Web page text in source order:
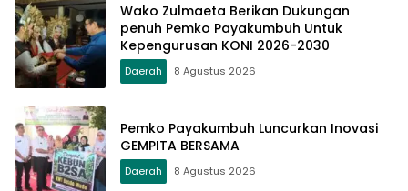
Wako Zulmaeta Berikan Dukungan
penuh Pemko Payakumbuh Untuk
Kepengurusan KONI 2026-2030
Daerah 8 Agustus 2026
Pemko Payakumbuh Luncurkan Inovasi
GEMPITA BERSAMA
Daerah 8 Agustus 2026